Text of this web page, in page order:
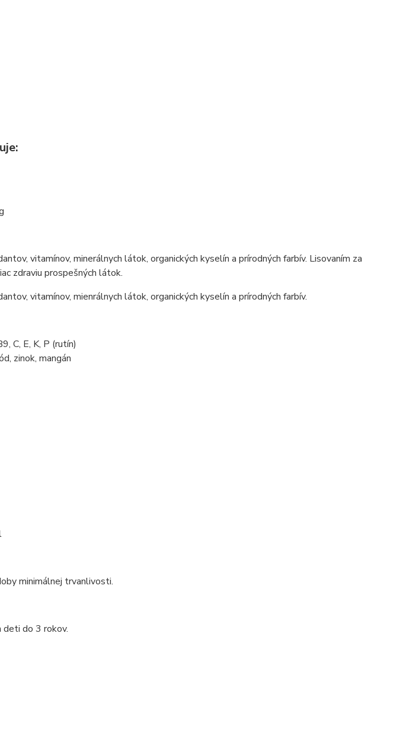
vitamínov, minerálnych látok, organických kyselín a prírodných farbív. Lisovaním za
zdraviu prospešných látok.
vitamínov, mienrálnych látok, organických kyselín a prírodných farbív.
C, E, K, P (rutín)
zinok, mangán
minimálnej trvanlivosti.
deti do 3 rokov.